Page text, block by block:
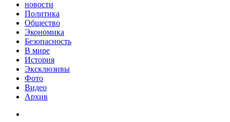
новости
Политика
Общество
Экономика
Безопасность
В мире
История
Эксклюзивы
Фото
Видео
Архив